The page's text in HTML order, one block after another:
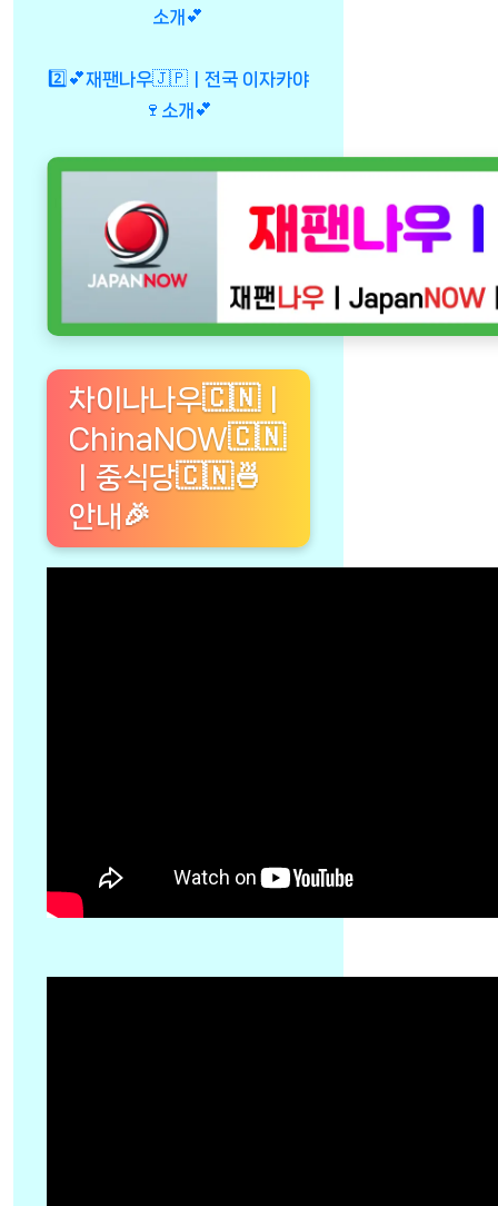
소개💕
2️⃣💕재팬나우🇯🇵ㅣ전국 이자카야
🍷소개💕
차이나나우🇨🇳ㅣ
ChinaNOW🇨🇳
ㅣ중식당🇨🇳🍜
안내🎉